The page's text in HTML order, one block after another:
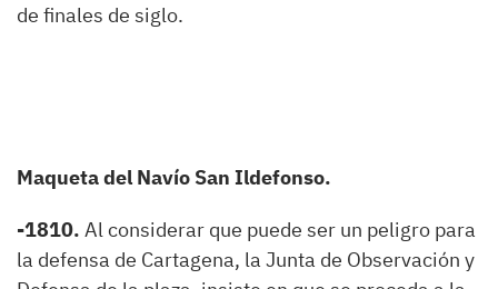
de finales de siglo.
Maqueta del Navío San Ildefonso.
-1810. Al considerar que puede ser un peligro para
la defensa de Cartagena, la Junta de Observación y